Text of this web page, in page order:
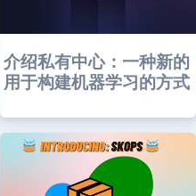
介绍私有中心：一种新的
用于构建机器学习的方式